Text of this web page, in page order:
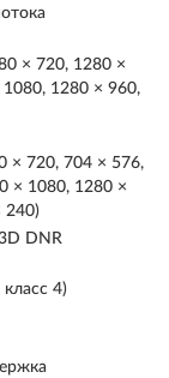
× 720, 1280 ×
1280 × 960,
× 720, 704 × 576,
× 1080, 1280 ×
240)
DNR
4)